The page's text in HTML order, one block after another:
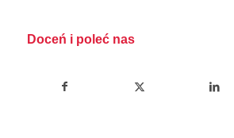
Doceń i poleć nas